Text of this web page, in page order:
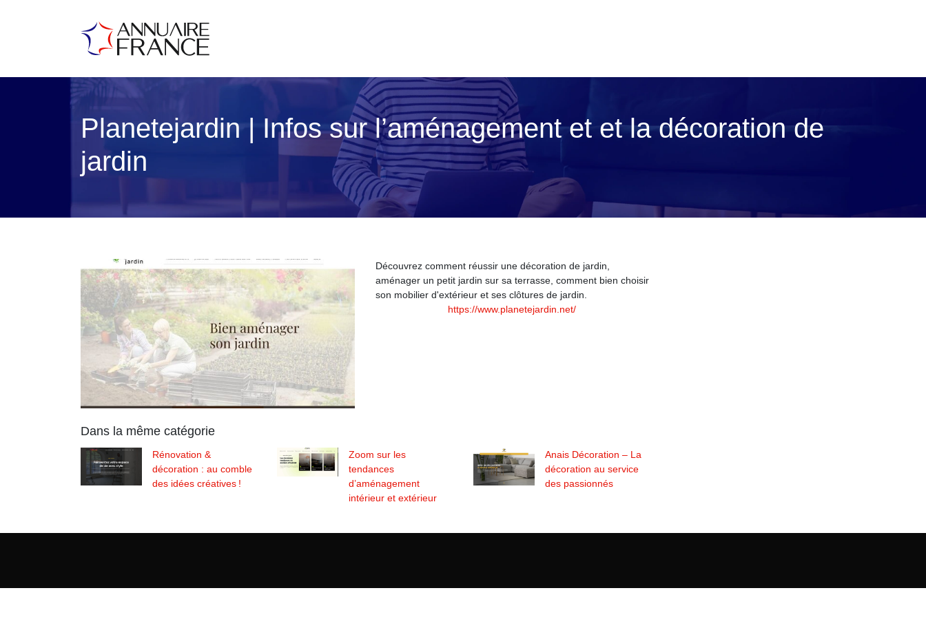
Planete­jar­din | Infos sur l’aménagement et et la décoration de
jardin
Découvrez comment réussir une décoration de jardin,
aménager un petit jardin sur sa terrasse, comment bien choisir
son mobilier d'extérieur et ses clôtures de jardin.
https://www.planetejardin.net/
Dans la même catégorie
Rénovation &
décoration : au comble
des idées créatives !
Zoom sur les
tendances
d’aménagement
intérieur et extérieur
Anais Décoration – La
décoration au service
des passionnés